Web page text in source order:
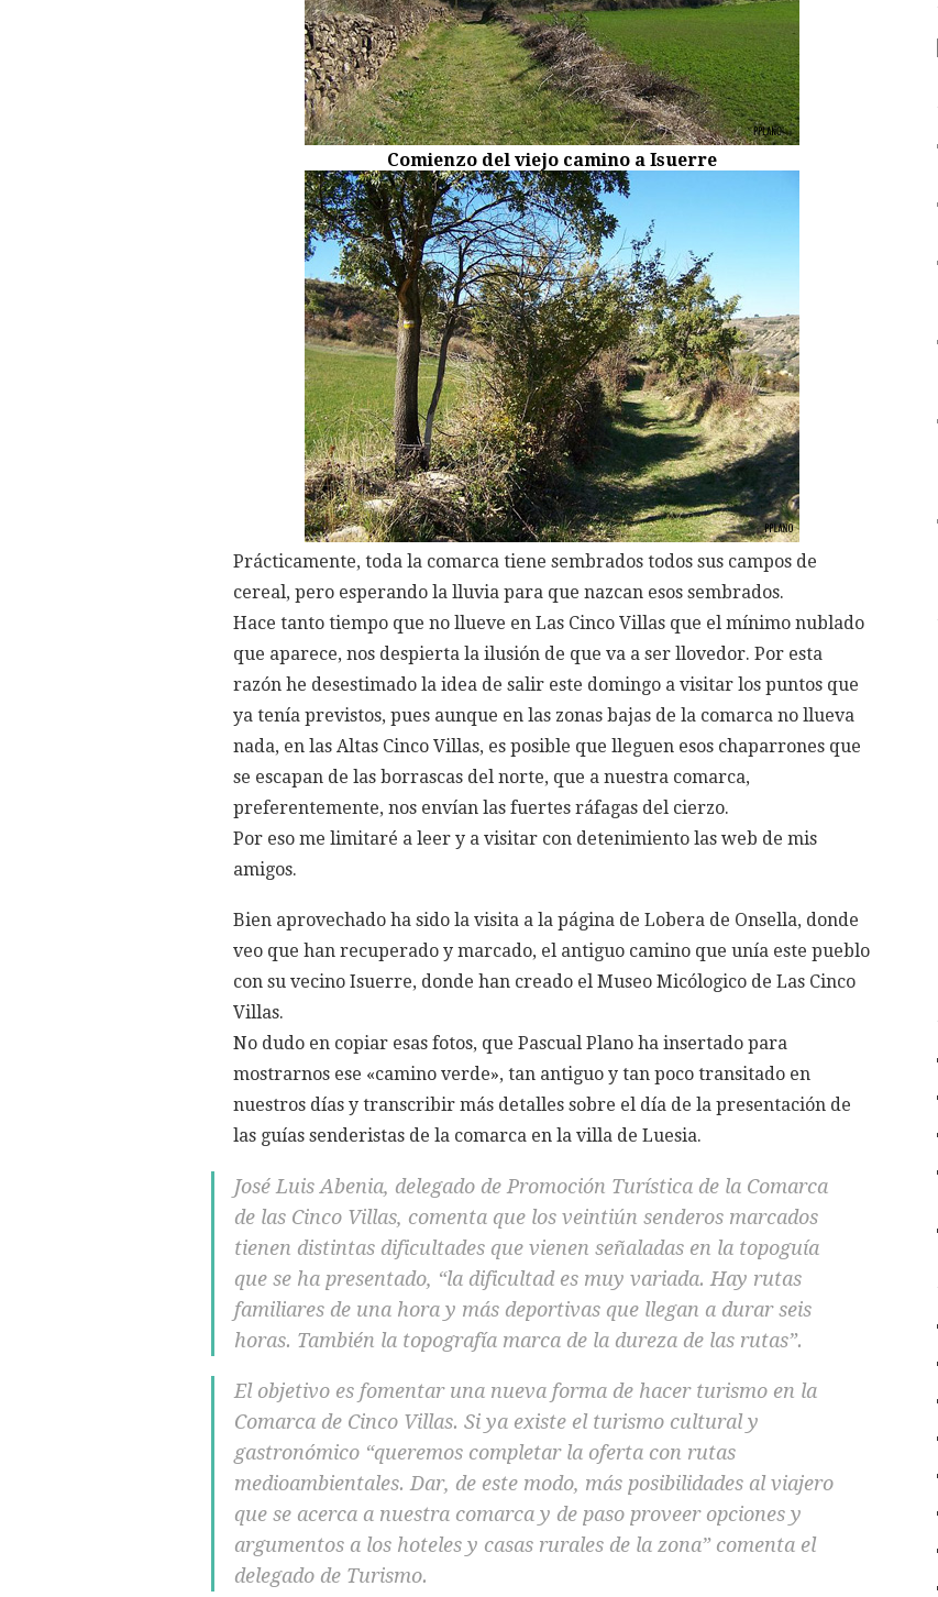
Comienzo del viejo camino a Isuerre
Prácticamente, toda la comarca tiene sembrados todos sus campos de
cereal, pero esperando la lluvia para que nazcan esos sembrados.
Hace tanto tiempo que no llueve en Las Cinco Villas que el mínimo nublado
que aparece, nos despierta la ilusión de que va a ser llovedor. Por esta
razón he desestimado la idea de salir este domingo a visitar los puntos que
ya tenía previstos, pues aunque en las zonas bajas de la comarca no llueva
nada, en las Altas Cinco Villas, es posible que lleguen esos chaparrones que
se escapan de las borrascas del norte, que a nuestra comarca,
preferentemente, nos envían las fuertes ráfagas del cierzo.
Por eso me limitaré a leer y a visitar con detenimiento las web de mis
amigos.
Bien aprovechado ha sido la visita a la página de Lobera de Onsella, donde
veo que han recuperado y marcado, el antiguo camino que unía este pueblo
con su vecino Isuerre, donde han creado el Museo Micólogico de Las Cinco
Villas.
No dudo en copiar esas fotos, que Pascual Plano ha insertado para
mostrarnos ese «camino verde», tan antiguo y tan poco transitado en
nuestros días y transcribir más detalles sobre el día de la presentación de
las guías senderistas de la comarca en la villa de Luesia.
José Luis Abenia, delegado de Promoción Turística de la Comarca
de las Cinco Villas, comenta que los veintiún senderos marcados
tienen distintas dificultades que vienen señaladas en la topoguía
que se ha presentado, “la dificultad es muy variada. Hay rutas
familiares de una hora y más deportivas que llegan a durar seis
horas. También la topografía marca de la dureza de las rutas”.
El objetivo es fomentar una nueva forma de hacer turismo en la
Comarca de Cinco Villas. Si ya existe el turismo cultural y
gastronómico “queremos completar la oferta con rutas
medioambientales. Dar, de este modo, más posibilidades al viajero
que se acerca a nuestra comarca y de paso proveer opciones y
argumentos a los hoteles y casas rurales de la zona” comenta el
delegado de Turismo.